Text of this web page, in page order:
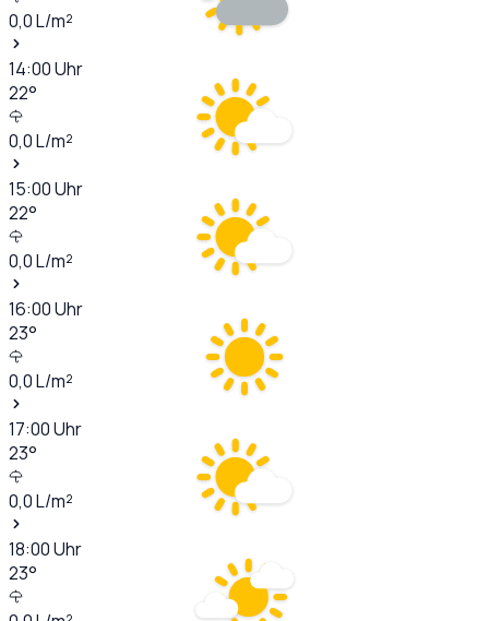
0,0L/m²
14:00Uhr
22°
0,0L/m²
15:00Uhr
22°
0,0L/m²
16:00Uhr
23°
0,0L/m²
17:00Uhr
23°
0,0L/m²
18:00Uhr
23°